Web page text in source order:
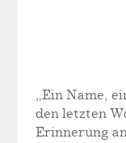
„Ein Name,
den letzten
Erinnerung